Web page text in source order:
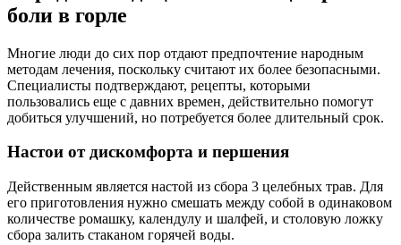
боли в горле
Многие люди до сих пор отдают предпочтение народным
методам лечения, поскольку считают их более безопасными.
Специалисты подтверждают, рецепты, которыми
пользовались еще с давних времен, действительно помогут
добиться улучшений, но потребуется более длительный срок.
Настои от дискомфорта и першения
Действенным является настой из сбора 3 целебных трав. Для
его приготовления нужно смешать между собой в одинаковом
количестве ромашку, календулу и шалфей, и столовую ложку
сбора залить стаканом горячей воды.